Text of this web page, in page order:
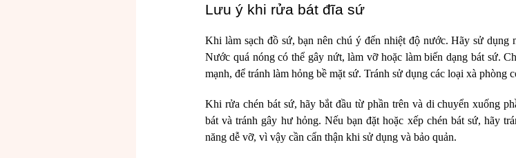
Lưu ý khi rửa bát đĩa sứ
Khi làm sạch đồ sứ, bạn nên chú ý đến nhiệt độ nước. Hãy sử dụng
Nước quá nóng có thể gây nứt, làm vỡ hoặc làm biến dạng bát sứ.
mạnh, để tránh làm hỏng bề mặt sứ. Tránh sử dụng các loại xà phòng
Khi rửa chén bát sứ, hãy bắt đầu từ phần trên và di chuyển xuống
bát và tránh gây hư hỏng. Nếu bạn đặt hoặc xếp chén bát sứ, hãy
năng dễ vỡ, vì vậy cần cẩn thận khi sử dụng và bảo quản.